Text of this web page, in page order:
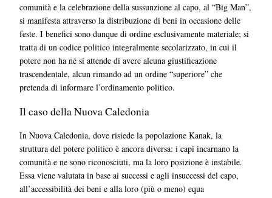
comunità e la celebrazione della sussunzione al capo, al “Big Man”,
si manifesta attraverso la distribuzione di beni in occasione delle
feste. I benefici sono dunque di ordine esclusivamente materiale; si
tratta di un codice politico integralmente secolarizzato, in cui il
potere non ha né si attende di avere alcuna giustificazione
trascendentale, alcun rimando ad un ordine “superiore” che
pretenda di informare l’ordinamento politico.
Il caso della Nuova Caledonia
In Nuova Caledonia, dove risiede la popolazione Kanak, la
struttura del potere politico è ancora diversa: i capi incarnano la
comunità e ne sono riconosciuti, ma la loro posizione è instabile.
Essa viene valutata in base ai successi e agli insuccessi del capo,
all’accessibilità dei beni e alla loro (più o meno) equa